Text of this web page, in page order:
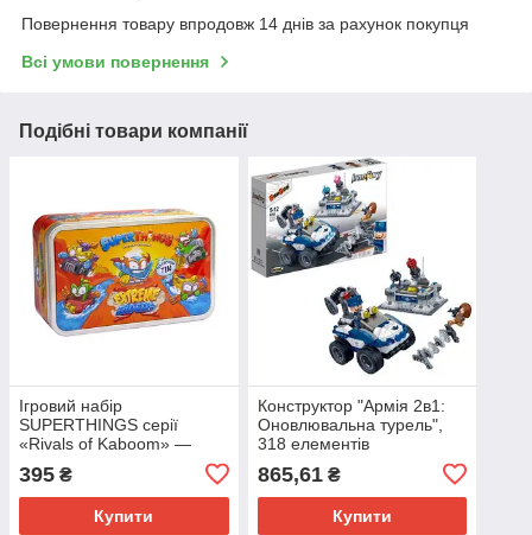
Повернення товару впродовж 14 днів за рахунок покупця
Всі умови повернення
Подібні товари компанії
Ігровий набір
SUPERTHINGS серії
«Rivals of Kaboom» —
ЕКСТРЕМАЛЬНІ ГОНІКИ
(5 екскл. фігурок)
395 ₴
Купити
Конструктор "Армія 2в1:
Оновлювальна турель",
318 елементів
865,61₴
Купити